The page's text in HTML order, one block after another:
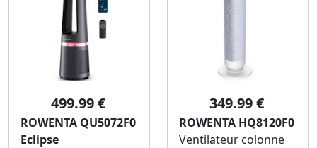
499.99 €
ROWENTA QU5072F0
Eclipse
349.99 €
ROWENTA HQ8120F0
Ventilateur colonne